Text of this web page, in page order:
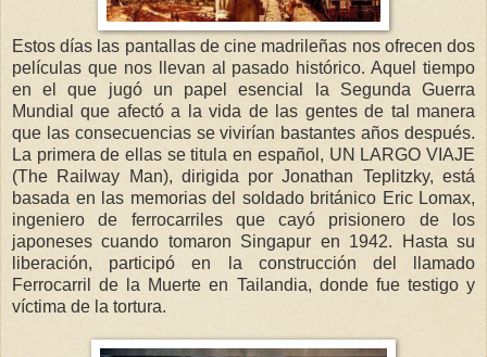
Estos días las pantallas de cine madrileñas nos ofrecen dos
películas que nos llevan al pasado histórico. Aquel tiempo
en el que jugó un papel esencial la Segunda Guerra
Mundial que afectó a la vida de las gentes de tal manera
que las consecuencias se vivirían bastantes años después.
La primera de ellas se titula en español, UN LARGO VIAJE
(The Railway Man), dirigida por Jonathan Teplitzky, está
basada en las memorias del soldado británico Eric Lomax,
ingeniero de ferrocarriles que cayó prisionero de los
japoneses cuando tomaron Singapur en 1942. Hasta su
liberación, participó en la construcción del llamado
Ferrocarril de la Muerte en Tailandia, donde fue testigo y
víctima de la tortura.